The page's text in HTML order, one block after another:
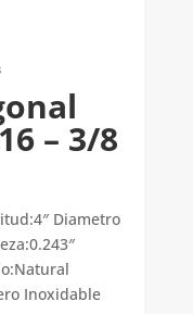
– 3/8
Diametro
Inoxidable